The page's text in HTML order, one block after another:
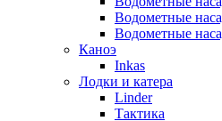
Водометные
Водометные
Каноэ
Inkas
Лодки и катера
Linder
Тактика